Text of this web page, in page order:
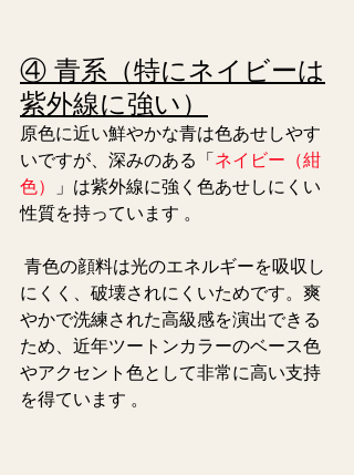
④ 青系（特にネイビーは
紫外線に強い）
原色に近い鮮やかな青は色あせしやす
いですが、深みのある「 ネイビー（紺
色）
」は紫外線に強く色あせしにくい
性質を持っています 。
にくく、破壊されにくいためです。爽
やかで洗練された高級感を演出できる
ため、近年ツートンカラーのベース色
やアクセント色として非常に高い支持
を得ています 。